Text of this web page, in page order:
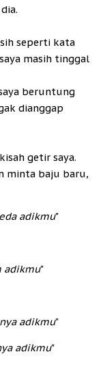
seperti kata
masih tinggal
beruntung
dianggap
getir saya.
minta baju baru,
adikmu"
adikmu"
adikmu"
adikmu"